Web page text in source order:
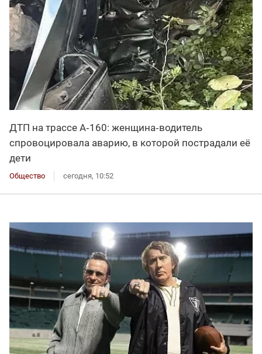
ДТП на трассе А‑160: женщина‑водитель
спровоцировала аварию, в которой пострадали её
дети
Общество сегодня, 10:52